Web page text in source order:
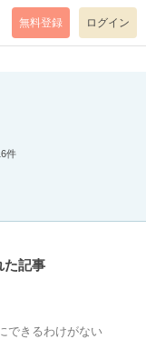
level=notice
無料登録 ログイン
件
た記事
できるわけがない